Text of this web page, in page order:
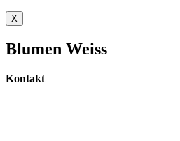
X
Blumen Weiss
Kontakt